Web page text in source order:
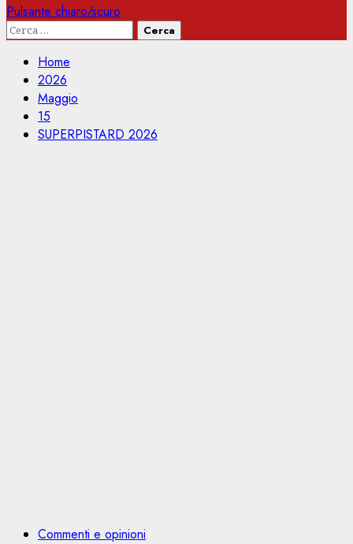
Pulsante chiaro/scuro
Ricerca
Home
2026
Maggio
15
SUPERPISTARD 2026
Commenti e opinioni